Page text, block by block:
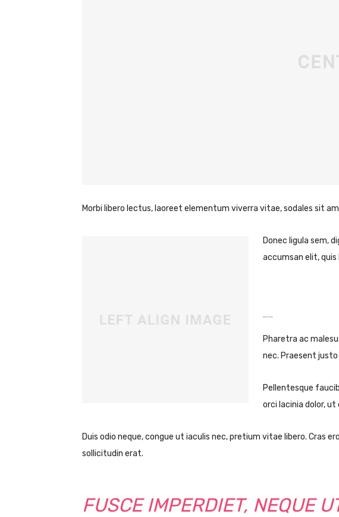
Morbi libero lectus, laoreet elementum viverra vitae, sodales sit
Donec ligula sem,
accumsan elit,
Donec tortor ipsum
Pharetra ac
nec. Praesent
Pellentesque
orci lacinia dolor, ut
Duis odio neque, congue ut iaculis nec, pretium vitae libero. Cras
sollicitudin erat.
FUSCE IMPERDIET, NEQUE